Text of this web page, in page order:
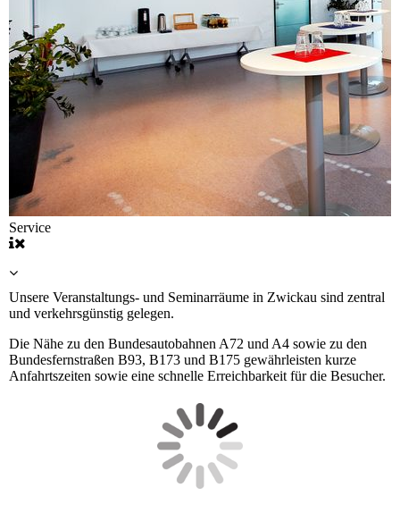
Service
Unsere Veranstaltungs- und Seminarräume in Zwickau sind zentral
und verkehrsgünstig gelegen.
Die Nähe zu den Bundesautobahnen A72 und A4 sowie zu den
Bundesfernstraßen B93, B173 und B175 gewährleisten kurze
Anfahrtszeiten sowie eine schnelle Erreichbarkeit für die Besucher.